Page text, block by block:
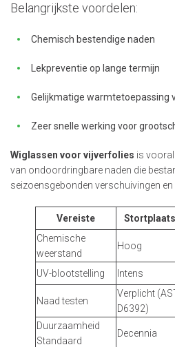
Belangrijkste voordelen:
Chemisch bestendige naden
Lekpreventie op lange termijn
Gelijkmatige warmtetoepassing
Zeer snelle werking voor
Wiglassen voor vijverfolies is
van ondoordringbare naden die
seizoensgebonden verschuivingen en
Vereiste
Chemische
weerstand
Hoog
UV-blootstelling Intens
Naad testen
Verplicht
D6392)
Duurzaamheid
Standaard
Decennia